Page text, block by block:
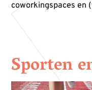
coworkingspaces en
Sporten